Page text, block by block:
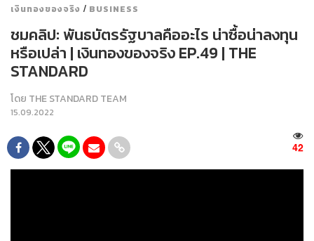
เงินทองของจริง / BUSINESS
ชมคลิป: พันธบัตรรัฐบาลคืออะไร น่าซื้อน่าลงทุน
หรือเปล่า | เงินทองของจริง EP.49 | THE
STANDARD
โดย THE STANDARD TEAM
15.09.2022
42